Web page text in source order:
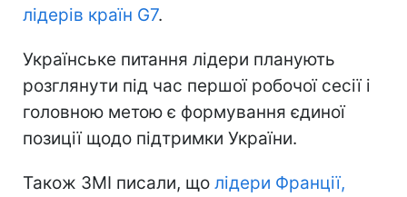
лідерів країн G7.
Українське питання лідери планують
розглянути під час першої робочої сесії і
головною метою є формування єдиної
позиції щодо підтримки України.
Також ЗМІ писали, що лідери Франції,